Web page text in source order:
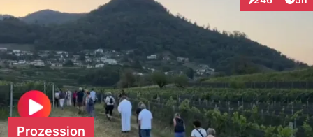
Interaktionen
Prozession